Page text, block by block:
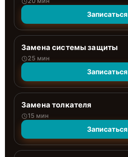
Записаться
Замена системы защиты
25 мин
Записаться
Замена толкателя
15 мин
Записаться